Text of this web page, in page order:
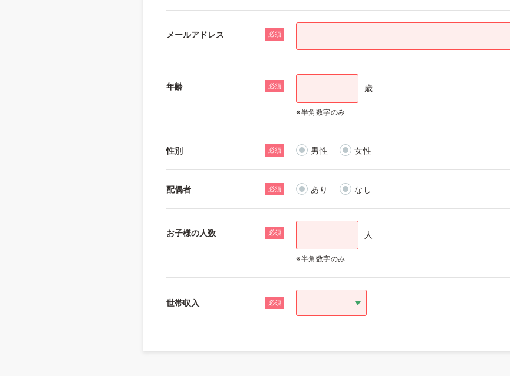
メールアドレス 必須
年齢 必須 歳
※半角数字のみ
性別 必須 男性 女性
配偶者 必須 あり なし
お子様の人数 必須 人
※半角数字のみ
世帯収入 必須